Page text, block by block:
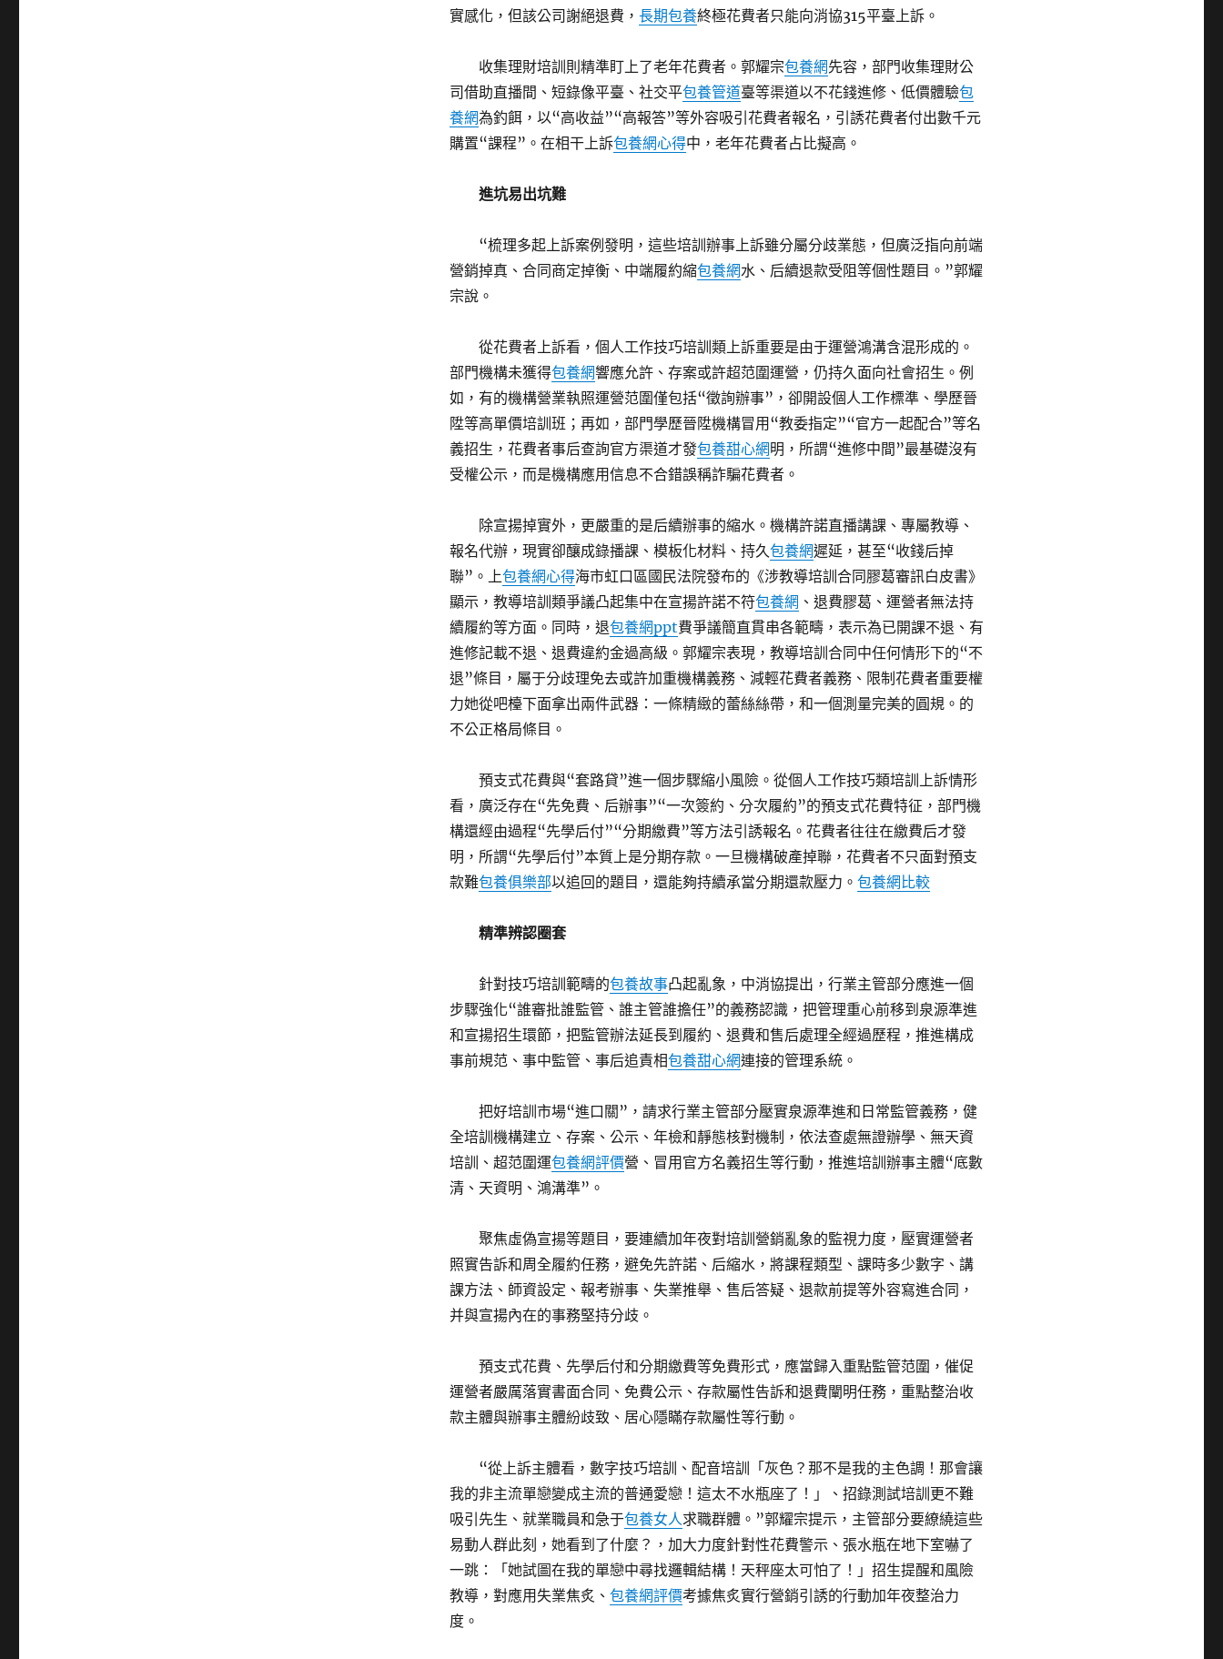
實感化，但該公司謝絕退費，長期包養終極花費者只能向消協315平臺上訴。
收集理財培訓則精準盯上了老年花費者。郭耀宗包養網先容，部門收集理財公
司借助直播間、短錄像平臺、社交平包養管道臺等渠道以不花錢進修、低價體驗包
養網為釣餌，以“高收益”“高報答”等外容吸引花費者報名，引誘花費者付出數千元
購置“課程”。在相干上訴包養網心得中，老年花費者占比擬高。
進坑易出坑難
“梳理多起上訴案例發明，這些培訓辦事上訴雖分屬分歧業態，但廣泛指向前端
營銷掉真、合同商定掉衡、中端履約縮包養網水、后續退款受阻等個性題目。”郭耀
宗說。
從花費者上訴看，個人工作技巧培訓類上訴重要是由于運營鴻溝含混形成的。
部門機構未獲得包養網響應允許、存案或許超范圍運營，仍持久面向社會招生。例
如，有的機構營業執照運營范圍僅包括“徵詢辦事”，卻開設個人工作標準、學歷晉
陞等高單價培訓班；再如，部門學歷晉陞機構冒用“教委指定”“官方一起配合”等名
義招生，花費者事后查詢官方渠道才發包養甜心網明，所謂“進修中間”最基礎沒有
受權公示，而是機構應用信息不合錯誤稱詐騙花費者。
除宣揚掉實外，更嚴重的是后續辦事的縮水。機構許諾直播講課、專屬教導、
報名代辦，現實卻釀成錄播課、模板化材料、持久包養網遲延，甚至“收錢后掉
聯”。上包養網心得海市虹口區國民法院發布的《涉教導培訓合同膠葛審訊白皮書》
顯示，教導培訓類爭議凸起集中在宣揚許諾不符包養網 、退費膠葛、運營者無法持
續履約等方面。同時，退包養網ppt費爭議簡直貫串各範疇，表示為已開課不退、有
進修記載不退、退費違約金過高級。郭耀宗表現，教導培訓合同中任何情形下的“不
退”條目，屬于分歧理免去或許加重機構義務、減輕花費者義務、限制花費者重要權
力她從吧檯下面拿出兩件武器：一條精緻的蕾絲絲帶，和一個測量完美的圓規。的
不公正格局條目。
預支式花費與“套路貸”進一個步驟縮小風險。從個人工作技巧類培訓上訴情形
看，廣泛存在“先免費、后辦事”“一次簽約、分次履約”的預支式花費特征，部門機
構還經由過程“先學后付”“分期繳費”等方法引誘報名。花費者往往在繳費后才發
明，所謂“先學后付”本質上是分期存款。一旦機構破產掉聯，花費者不只面對預支
款難包養俱樂部以追回的題目，還能夠持續承當分期還款壓力。包養網比較
精準辨認圈套
針對技巧培訓範疇的包養故事凸起亂象，中消協提出，行業主管部分應進一個
步驟強化“誰審批誰監管、誰主管誰擔任”的義務認識，把管理重心前移到泉源準進
和宣揚招生環節，把監管辦法延長到履約、退費和售后處理全經過歷程，推進構成
事前規范、事中監管、事后追責相包養甜心網連接的管理系統。
把好培訓市場“進口關”，請求行業主管部分壓實泉源準進和日常監管義務，健
全培訓機構建立、存案、公示、年檢和靜態核對機制，依法查處無證辦學、無天資
培訓、超范圍運包養網評價營、冒用官方名義招生等行動，推進培訓辦事主體“底數
清、天資明、鴻溝準”。
聚焦虛偽宣揚等題目，要連續加年夜對培訓營銷亂象的監視力度，壓實運營者
照實告訴和周全履約任務，避免先許諾、后縮水，將課程類型、課時多少數字、講
課方法、師資設定、報考辦事、失業推舉、售后答疑、退款前提等外容寫進合同，
并與宣揚內在的事務堅持分歧。
預支式花費、先學后付和分期繳費等免費形式，應當歸入重點監管范圍，催促
運營者嚴厲落實書面合同、免費公示、存款屬性告訴和退費闡明任務，重點整治收
款主體與辦事主體紛歧致、居心隱瞞存款屬性等行動。
“從上訴主體看，數字技巧培訓、配音培訓「灰色？那不是我的主色調！那會讓
我的非主流單戀變成主流的普通愛戀！這太不水瓶座了！」、招錄測試培訓更不難
吸引先生、就業職員和急于包養女人求職群體。”郭耀宗提示，主管部分要繚繞這些
易動人群此刻，她看到了什麼？，加大力度針對性花費警示、張水瓶在地下室嚇了
一跳：「她試圖在我的單戀中尋找邏輯結構！天秤座太可怕了！」招生提醒和風險
教導，對應用失業焦炙、包養網評價考據焦炙實行營銷引誘的行動加年夜整治力
度。